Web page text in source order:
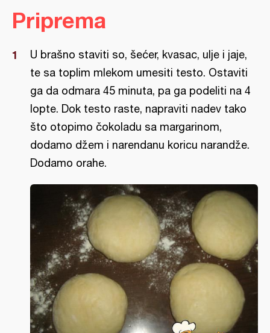
Priprema
U brašno staviti so, šećer, kvasac, ulje i jaje,
te sa toplim mlekom umesiti testo. Ostaviti
ga da odmara 45 minuta, pa ga podeliti na 4
lopte. Dok testo raste, napraviti nadev tako
što otopimo čokoladu sa margarinom,
dodamo džem i narendanu koricu narandže.
Dodamo orahe.